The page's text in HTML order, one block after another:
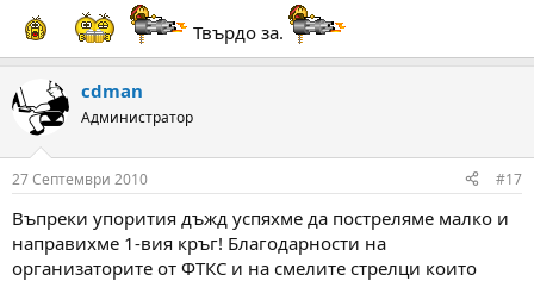
Твърдо за.
cdman
Администратор
27 Септември 2010 #17
Въпреки упорития дъжд успяхме да постреляме малко и
направихме 1-вия кръг! Благодарности на
организаторите от ФТКС и на смелите стрелци които